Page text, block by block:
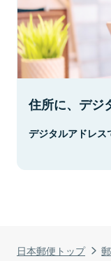
日本郵便トップ
住所に、デジ
デジタルアドレス